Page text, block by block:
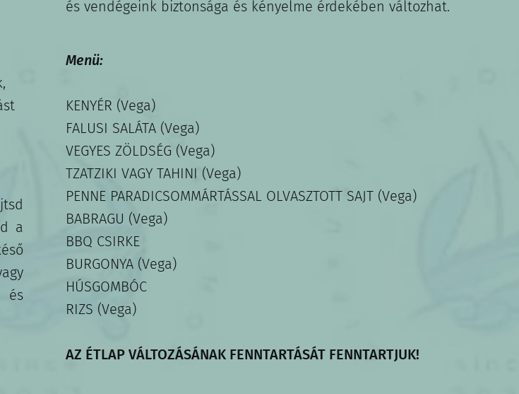
a
és
és vendégeink biztonsága és kényelme érdekében változhat.
Menü:
KENYÉR (Vega)
FALUSI SALÁTA (Vega)
VEGYES ZÖLDSÉG (Vega)
TZATZIKI VAGY TAHINI (Vega)
PENNE PARADICSOMMÁRTÁSSAL OLVASZTOTT SAJT (Vega)
BABRAGU (Vega)
BBQ CSIRKE
BURGONYA (Vega)
HÚSGOMBÓC
RIZS (Vega)
AZ ÉTLAP VÁLTOZÁSÁNAK FENNTARTÁSÁT FENNTARTJUK!